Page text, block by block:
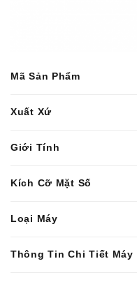
Mã Sản Phẩm
Xuất Xứ
Giới Tính
Kích Cỡ Mặt Số
Loại Máy
Thông Tin Chi Tiết Máy